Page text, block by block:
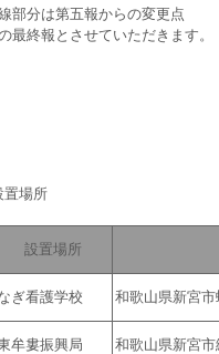
部分は第五報からの変更点
最終報とさせていただきます。
置場所
設置場所
ぎ看護学校 和歌山県新宮
牟婁振興局 和歌山県新宮